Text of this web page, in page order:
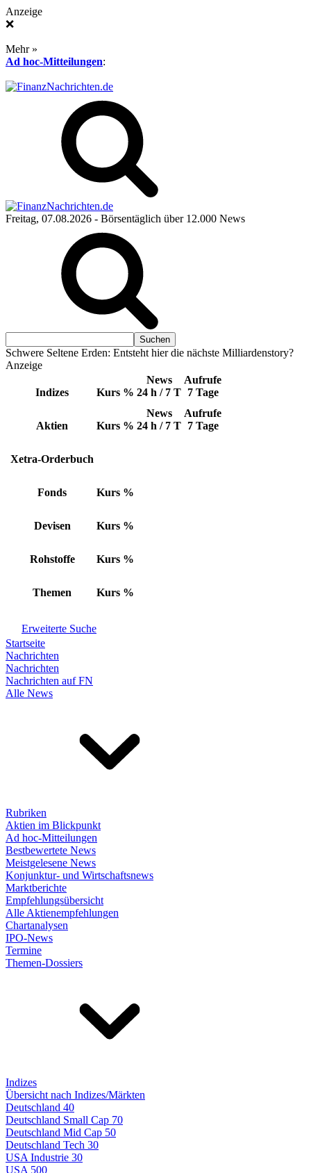
Anzeige
❌
Mehr »
Ad hoc-Mitteilungen:
Freitag, 07.08.2026 - Börsentäglich über 12.000 News
Schwere Seltene Erden: Entsteht hier die nächste Milliardenstory?
Anzeige
Indizes Kurs %
News
24 h / 7 T
Aufrufe
7 Tage
Aktien Kurs %
News
24 h / 7 T
Aufrufe
7 Tage
Xetra-Orderbuch
Fonds Kurs %
Devisen Kurs %
Rohstoffe Kurs %
Themen Kurs %
Erweiterte Suche
Startseite
Nachrichten
Nachrichten
Nachrichten auf FN
Alle News
Rubriken
Aktien im Blickpunkt
Ad hoc-Mitteilungen
Bestbewertete News
Meistgelesene News
Konjunktur- und Wirtschaftsnews
Marktberichte
Empfehlungsübersicht
Alle Aktienempfehlungen
Chartanalysen
IPO-News
Termine
Themen-Dossiers
Indizes
Übersicht nach Indizes/Märkten
Deutschland 40
Deutschland Small Cap 70
Deutschland Mid Cap 50
Deutschland Tech 30
USA Industrie 30
USA 500